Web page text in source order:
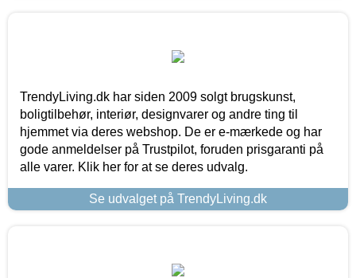
TrendyLiving.dk har siden 2009 solgt brugskunst,
boligtilbehør, interiør, designvarer og andre ting til
hjemmet via deres webshop. De er e-mærkede og har
gode anmeldelser på Trustpilot, foruden prisgaranti på
alle varer. Klik her for at se deres udvalg.
Se udvalget på TrendyLiving.dk